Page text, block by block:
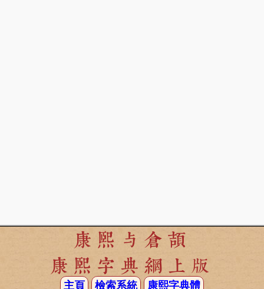
康熙与倉頡
康熙字典網上版
主頁 檢索系統 康熙字典體